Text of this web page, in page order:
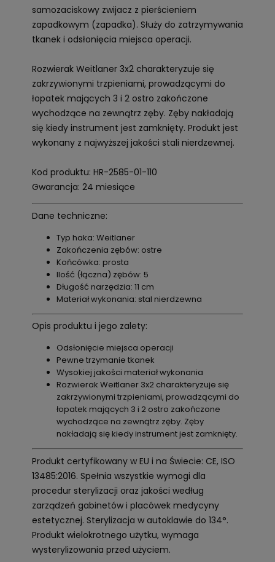
samozaciskowy zwijacz z pierścieniem
zapadkowym (zapadka). Służy do zatrzymywania
tkanek i odsłonięcia miejsca operacji.
Rozwierak Weitlaner 3x2 charakteryzuje się
zakrzywionymi trzpieniami, prowadzącymi do
łopatek mających 3 i 2 ostro zakończone
wychodzące na zewnątrz zęby. Zęby nakładają
się kiedy instrument jest zamknięty. Produkt jest
wykonany z najwyższej jakości stali nierdzewnej.
Kod produktu: HR-2585-01-110
Gwarancja: 24 miesiące
Dane techniczne:
Typ haka: Weitlaner
Zakończenia zębów: ostre
Końcówka: prosta
Ilość (łączna) zębów: 5
Długość narzędzia: 11 cm
Materiał wykonania: stal nierdzewna
Opis produktu i jego zalety:
Odsłonięcie miejsca operacji
Pewne trzymanie tkanek
Wysokiej jakości materiał wykonania
Rozwierak Weitlaner 3x2 charakteryzuje się
zakrzywionymi trzpieniami, prowadzącymi do
łopatek mających 3 i 2 ostro zakończone
wychodzące na zewnątrz zęby. Zęby
nakładają się kiedy instrument jest zamknięty.
Produkt certyfikowany w EU i na Świecie: CE, ISO
13485:2016. Spełnia wszystkie wymogi dla
procedur sterylizacji oraz jakości według
zarządzeń gabinetów i placówek medycyny
estetycznej. Sterylizacja w autoklawie do 134°.
Produkt wielokrotnego użytku, wymaga
wysterylizowania przed użyciem.